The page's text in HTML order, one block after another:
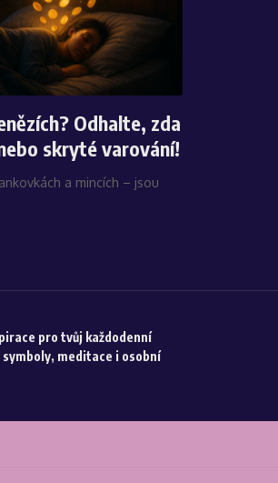
Odhalte, zda
skryté varování!
a mincích – jsou
pro tvůj každodenní
meditace i osobní